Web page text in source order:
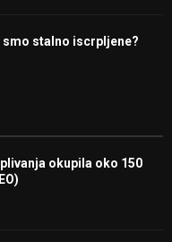
smo stalno iscrpljene?
okupila oko 150